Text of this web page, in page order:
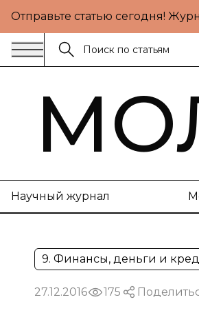
Отправьте статью сегодня!
Научный журнал
9. Финансы, деньги и
27.12.2016 175